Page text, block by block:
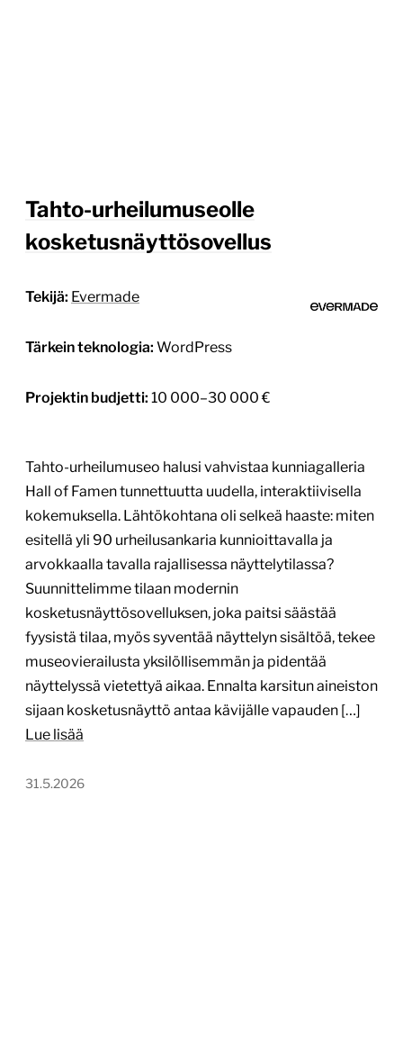
Tahto-urheilumuseolle
kosketusnäyttösovellus
Tekijä: Evermade
Tärkein teknologia: WordPress
Projektin budjetti: 10 000–30 000 €
Tahto-urheilumuseo halusi vahvistaa kunniagalleria
Hall of Famen tunnettuutta uudella, interaktiivisella
kokemuksella. Lähtökohtana oli selkeä haaste: miten
esitellä yli 90 urheilusankaria kunnioittavalla ja
arvokkaalla tavalla rajallisessa näyttelytilassa?
Suunnittelimme tilaan modernin
kosketusnäyttösovelluksen, joka paitsi säästää
fyysistä tilaa, myös syventää näyttelyn sisältöä, tekee
museovierailusta yksilöllisemmän ja pidentää
näyttelyssä vietettyä aikaa. Ennalta karsitun aineiston
sijaan kosketusnäyttö antaa kävijälle vapauden […]
Lue lisää
31.5.2026